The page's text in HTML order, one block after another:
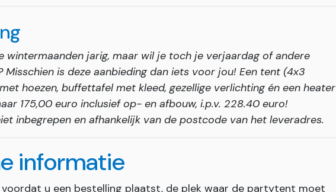
wintermaanden jarig, maar wil je toch je verjaardag of andere
Misschien is deze aanbieding dan iets voor jou! Een tent (4x3
hoezen, buffettafel met kleed, gezellige verlichting én een heater
175,00 euro inclusief op- en afbouw, i.p.v. 228.40 euro!
inbegrepen en afhankelijk van de postcode van het leveradres.
informatie
voordat u een bestelling plaatst, de plek waar de partytent moet